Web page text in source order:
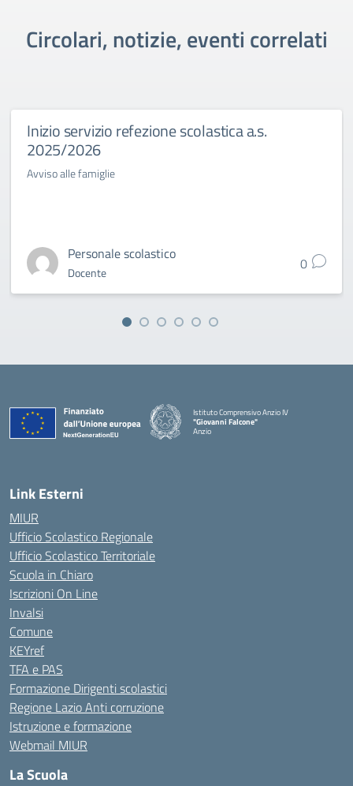
Circolari, notizie, eventi correlati
Inizio servizio refezione scolastica a.s.
2025/2026
Avviso alle famiglie
Personale scolastico
Docente 0
Istituto Comprensivo Anzio IV
"Giovanni Falcone"
Anzio
Link Esterni
MIUR
Ufficio Scolastico Regionale
Ufficio Scolastico Territoriale
Scuola in Chiaro
Iscrizioni On Line
Invalsi
Comune
KEYref
TFA e PAS
Formazione Dirigenti scolastici
Regione Lazio Anti corruzione
Istruzione e formazione
Webmail MIUR
La Scuola